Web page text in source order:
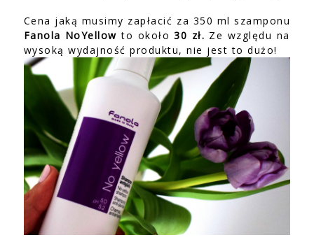
Cena jaką musimy zapłacić za 350 ml szamponu
Fanola NoYellowto około30 zł. Ze względu na
wysoką wydajność produktu, nie jest to dużo!